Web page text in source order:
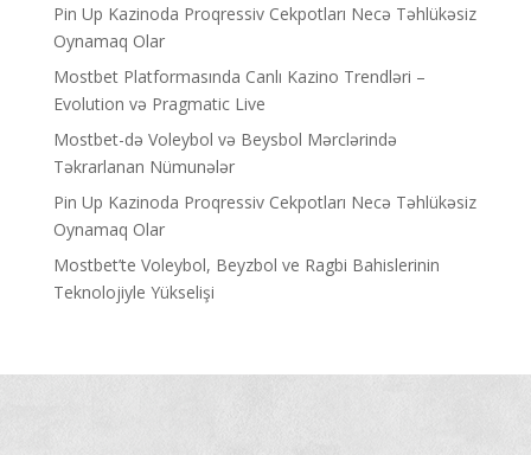
Pin Up Kazinoda Proqressiv Cekpotları Necə Təhlükəsiz
Oynamaq Olar
Mostbet Platformasında Canlı Kazino Trendləri –
Evolution və Pragmatic Live
Mostbet-də Voleybol və Beysbol Mərclərində
Təkrarlanan Nümunələr
Pin Up Kazinoda Proqressiv Cekpotları Necə Təhlükəsiz
Oynamaq Olar
Mostbet’te Voleybol, Beyzbol ve Ragbi Bahislerinin
Teknolojiyle Yükselişi